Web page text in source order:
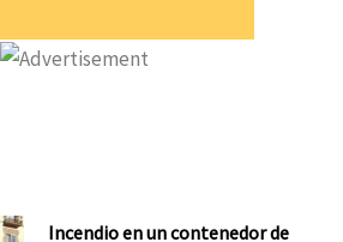
Incendio en un contenedor de